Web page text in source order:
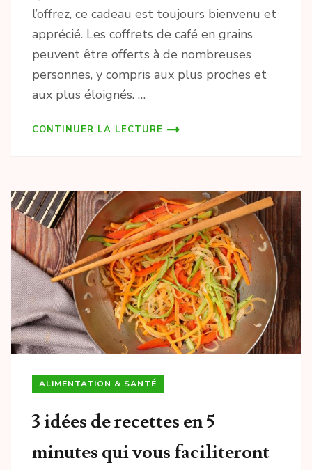
l’offrez, ce cadeau est toujours bienvenu et
apprécié. Les coffrets de café en grains
peuvent être offerts à de nombreuses
personnes, y compris aux plus proches et
aux plus éloignés. …
CONTINUER LA LECTURE
ALIMENTATION & SANTÉ
3 idées de recettes en 5
minutes qui vous faciliteront